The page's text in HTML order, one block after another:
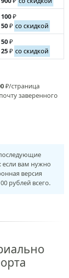
100₽
50₽ со скидкой
50₽
25₽ со скидкой
₽/страница
заверенного
если вам нужно
версия
рублей всего.